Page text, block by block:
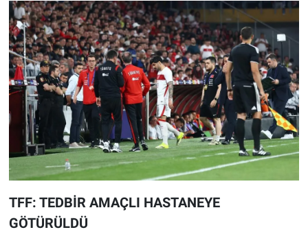
TFF: TEDBİR AMAÇLI HASTANEYE
GÖTÜRÜLDÜ